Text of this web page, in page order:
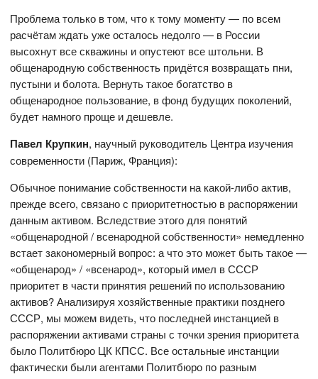
Проблема только в том, что к тому моменту — по всем
расчётам ждать уже осталось недолго — в России
высохнут все скважины и опустеют все штольни. В
общенародную собственность придётся возвращать пни,
пустыни и болота. Вернуть такое богатство в
общенародное пользование, в фонд будущих поколений,
будет намного проще и дешевле.
Павел Крупкин, научный руководитель Центра изучения
современности (Париж, Франция):
Обычное понимание собственности на какой-либо актив,
прежде всего, связано с приоритетностью в распоряжении
данным активом. Вследствие этого для понятий
«общенародной / всенародной собственности» немедленно
встает закономерный вопрос: а что это может быть такое —
«общенарод» / «всенарод», который имел в СССР
приоритет в части принятия решений по использованию
активов? Анализируя хозяйственные практики позднего
СССР, мы можем видеть, что последней инстанцией в
распоряжении активами страны с точки зрения приоритета
было Политбюро ЦК КПСС. Все остальные инстанции
фактически были агентами Политбюро по разным